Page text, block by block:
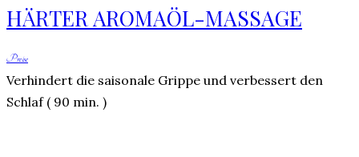
HÄRTER AROMAÖL-MASSAGE
Preise
Verhindert die saisonale Grippe und verbessert den
Schlaf ( 90 min. )